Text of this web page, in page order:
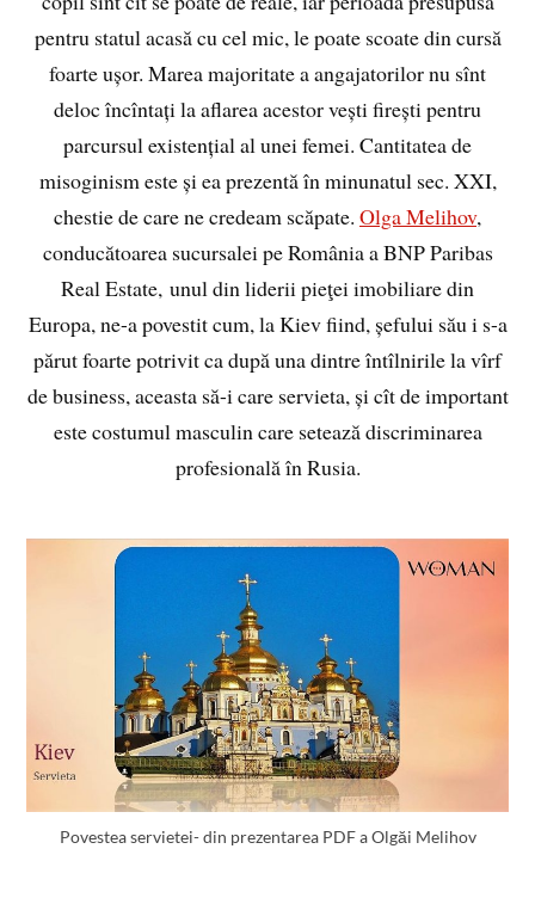
pentru statul acasă cu cel mic, le poate scoate din cursă
foarte ușor. Marea majoritate a angajatorilor nu sînt
deloc încîntați la aflarea acestor vești firești pentru
parcursul existențial al unei femei. Cantitatea de
misoginism este și ea prezentă în minunatul sec. XXI,
chestie de care ne credeam scăpate. Olga Melihov,
conducătoarea sucursalei pe România a BNP Paribas
Real Estate, unul din liderii pieţei imobiliare din
Europa, ne-a povestit cum, la Kiev fiind, șefului său i s-a
părut foarte potrivit ca după una dintre întîlnirile la vîrf
de business, aceasta să-i care servieta, și cît de important
este costumul masculin care setează discriminarea
profesională în Rusia.
Povestea servietei- din prezentarea PDF a Olgăi Melihov